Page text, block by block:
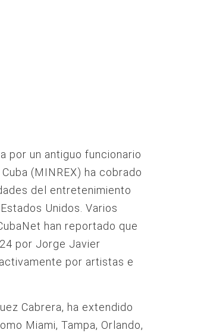
por un antiguo funcionario
(MINREX) ha cobrado
del entretenimiento
Unidos. Varios
han reportado que
por Jorge Javier
por artistas e
Cabrera, ha extendido
Miami, Tampa, Orlando,